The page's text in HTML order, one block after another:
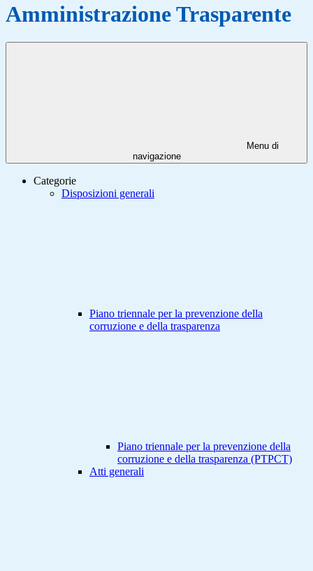
Amministrazione Trasparente
Menu di
navigazione
Categorie
Disposizioni generali
Piano triennale per la prevenzione della
corruzione e della trasparenza
Piano triennale per la prevenzione della
corruzione e della trasparenza (PTPCT)
Atti generali